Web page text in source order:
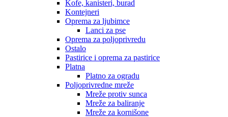
Kofe, kanisteri, burad
Kontejneri
Oprema za ljubimce
Lanci za pse
Oprema za poljoprivredu
Ostalo
Pastirice i oprema za pastirice
Platna
Platno za ogradu
Poljoprivredne mreže
Mreže protiv sunca
Mreže za baliranje
Mreže za kornišone